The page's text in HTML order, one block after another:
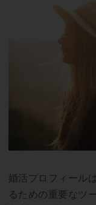
婚活プロフィール
るための重要なツ